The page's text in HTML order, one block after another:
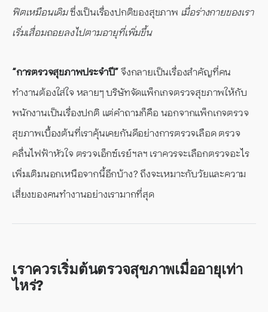
ฟิตเหมือนเดิมซึ่งเป็นเรื่องปกติของสุขภาพ เมื่อร่างกายของเรา
เริ่มเสื่อมถอยลงไปตามอายุที่เพิ่มขึ้น
“การตรวจสุขภาพประจำปี”จึงกลายเป็นเรื่องสำคัญที่คน
ทำงานต้องใส่ใจ หลายๆ บริษัทจัดแพ็กเกจตรวจสุขภาพให้กับ
พนักงานเป็นเรื่องปกติ แต่คำถามก็คือ นอกจากแพ็กเกจตรวจ
สุขภาพเบื้องต้นที่เราคุ้นเคยกันดีอย่างการตรวจเลือด ตรวจ
คลื่นไฟฟ้าหัวใจ ตรวจเอ็กซ์เรย์ ฯลฯ เราควรจะเลือกตรวจอะไร
เพิ่มเติมนอกเหนือจากนี้อีกบ้าง? ถึงจะเหมาะกับวัยและความ
เสี่ยงของคนทำงานอย่างเรามากที่สุด
เราควรเริ่มต้นตรวจสุขภาพเมื่ออายุเท่า
ไหร่?